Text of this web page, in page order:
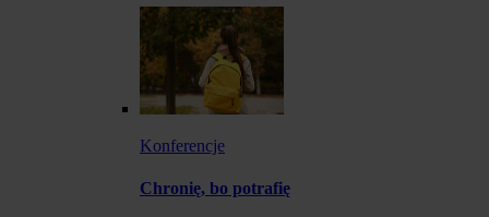
Konferencje
Chronię, bo potrafię